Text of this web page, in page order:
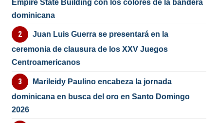
Empire State Building con los colores de la bandera
dominicana
Juan Luis Guerra se presentará en la
ceremonia de clausura de los XXV Juegos
Centroamericanos
Marileidy Paulino encabeza la jornada
dominicana en busca del oro en Santo Domingo
2026